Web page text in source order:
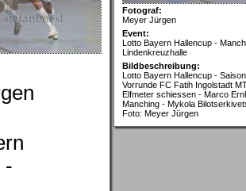
-
Fotograf:
Meyer Jürgen
Event:
Lotto Bayern Hallencup -
Lindenkreuzhalle
Bildbeschreibung:
Lotto Bayern Hallencup -
Vorrunde FC Fatih Ingolstadt
Elfmeter schiessen - Marco
Manching - Mykola
Foto: Meyer Jürgen